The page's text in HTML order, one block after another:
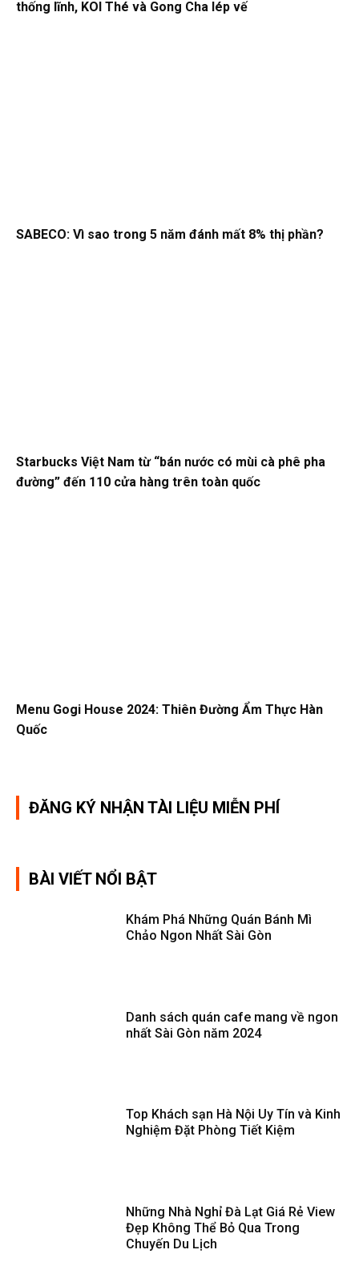
thống lĩnh, KOI Thé và Gong Cha lép vế
SABECO: Vì sao trong 5 năm đánh mất 8% thị phần?
Starbucks Việt Nam từ “bán nước có mùi cà phê pha
đường” đến 110 cửa hàng trên toàn quốc
Menu Gogi House 2024: Thiên Đường Ẩm Thực Hàn
Quốc
ĐĂNG KÝ NHẬN TÀI LIỆU MIỄN PHÍ
BÀI VIẾT NỔI BẬT
Khám Phá Những Quán Bánh Mì
Chảo Ngon Nhất Sài Gòn
Danh sách quán cafe mang về ngon
nhất Sài Gòn năm 2024
Top Khách sạn Hà Nội Uy Tín và Kinh
Nghiệm Đặt Phòng Tiết Kiệm
Những Nhà Nghỉ Đà Lạt Giá Rẻ View
Đẹp Không Thể Bỏ Qua Trong
Chuyến Du Lịch